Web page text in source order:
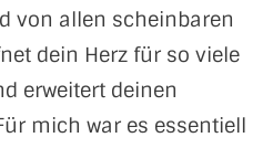
von allen scheinbaren
dein Herz für so viele
erweitert deinen
mich war es essentiell